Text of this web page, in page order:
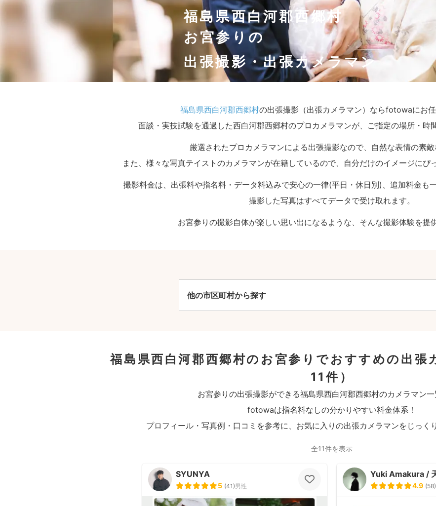
福島県西白河郡西郷村
お宮参りの
出張撮影・出張カメラマン
福島県西白河郡西郷村の出張撮影（出張カメラマン）ならfotowaにお任
面談・実技試験を通過した西白河郡西郷村のプロカメラマンが、ご指定の場所・時
厳選されたプロカメラマンによる出張撮影なので、自然な表情の素敵
また、様々な写真テイストのカメラマンが在籍しているので、自分だけのイメージにぴ
撮影料金は、出張料や指名料・データ料込みで安心の一律(平日・休日別)、追加料金も
撮影した写真はすべてデータで受け取れます。
お宮参りの撮影自体が楽しい思い出になるような、そんな撮影体験を提
他の市区町村から探す
福島県西白河郡西郷村のお宮参りでおすすめの出張
11件）
お宮参りの出張撮影ができる福島県西白河郡西郷村のカメラマン一
fotowaは指名料なしの分かりやすい料金体系！
プロフィール・写真例・口コミを参考に、お気に入りの出張カメラマンをじっく
全11件を表示
SYUNYA
5 (41)男性
Yuki Amakura /
4.9 (58)